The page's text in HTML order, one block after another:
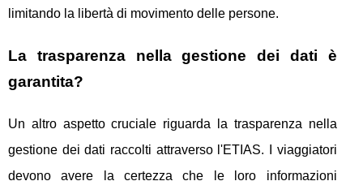
limitando la libertà di movimento delle persone.
La trasparenza nella gestione dei dati è
garantita?
Un altro aspetto cruciale riguarda la trasparenza nella
gestione dei dati raccolti attraverso l'ETIAS. I viaggiatori
devono avere la certezza che le loro informazioni